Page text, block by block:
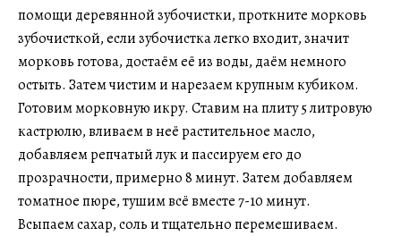
помощи деревянной зубочистки, проткните морковь
зубочисткой, если зубочистка легко входит, значит
морковь готова, достаём её из воды, даём немного
остыть. Затем чистим и нарезаем крупным кубиком.
Готовим морковную икру. Ставим на плиту 5 литровую
кастрюлю, вливаем в неё растительное масло,
добавляем репчатый лук и пассируем его до
прозрачности, примерно 8 минут. Затем добавляем
томатное пюре, тушим всё вместе 7-10 минут.
Всыпаем сахар, соль и тщательно перемешиваем.